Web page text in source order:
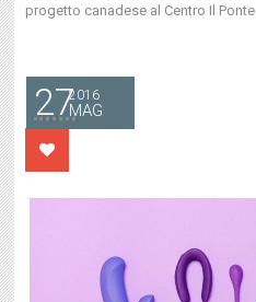
progetto canadese al Centro Il Ponte
272016
MAG